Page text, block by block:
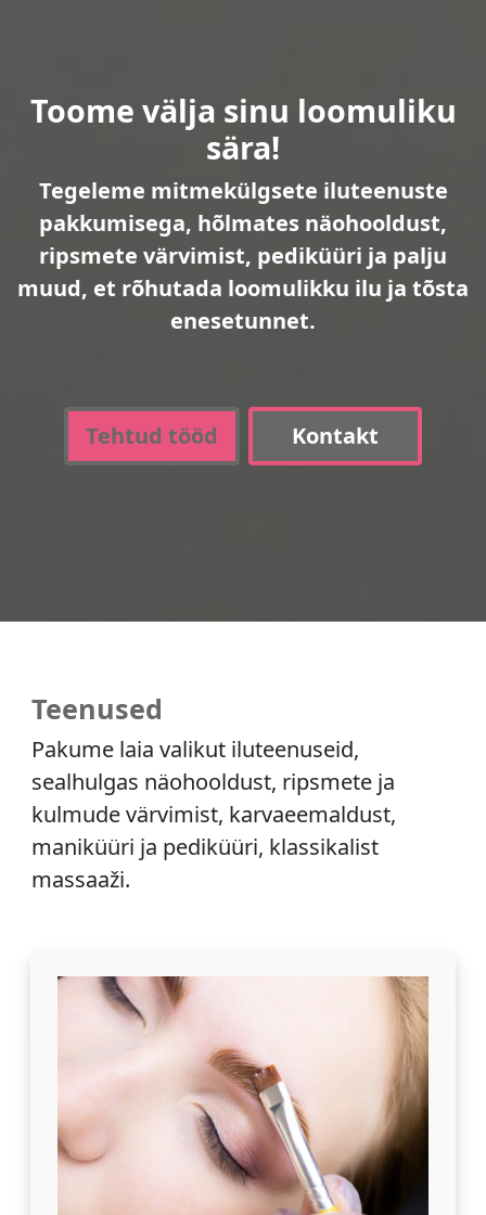
Toome välja sinu loomuliku
sära!
Tegeleme mitmekülgsete iluteenuste
pakkumisega, hõlmates näohooldust,
ripsmete värvimist, pediküüri ja palju
muud, et rõhutada loomulikku ilu ja tõsta
enesetunnet.
Tehtud tööd Kontakt
Teenused
Pakume laia valikut iluteenuseid,
sealhulgas näohooldust, ripsmete ja
kulmude värvimist, karvaeemaldust,
maniküüri ja pediküüri, klassikalist
massaaži.